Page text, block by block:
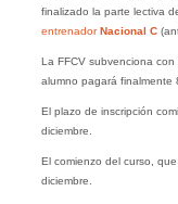
finalizado la parte lectiva
entrenadorNacional C
La FFCV subvenciona
alumno pagará finalmente
El plazo de inscripción
diciembre.
El comienzo del curso,
diciembre.